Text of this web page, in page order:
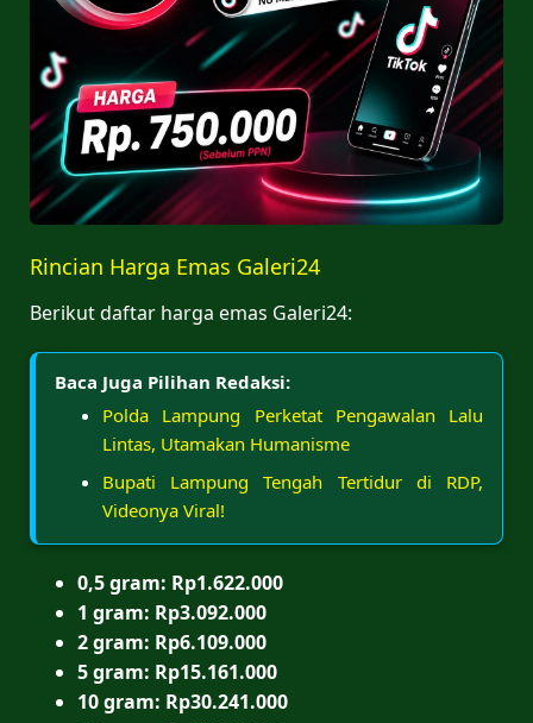
Rincian Harga Emas Galeri24
Berikut daftar harga emas Galeri24:
Baca Juga Pilihan Redaksi:
Polda Lampung Perketat Pengawalan Lalu
Lintas, Utamakan Humanisme
Bupati Lampung Tengah Tertidur di RDP,
Videonya Viral!
0,5 gram: Rp1.622.000
1 gram: Rp3.092.000
2 gram: Rp6.109.000
5 gram: Rp15.161.000
10 gram: Rp30.241.000